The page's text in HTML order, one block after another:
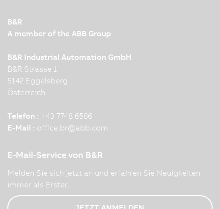
B&R
A member of the ABB Group
B&R Industrial Automation GmbH
B&R Strasse 1
5142 Eggelsberg
Österreich
Telefon : +43 7748 6586
E-Mail : office.br@abb.com
E-Mail-Service von B&R
Melden Sie sich jetzt an und erfahren Sie Neuigkeiten
immer als Erster.